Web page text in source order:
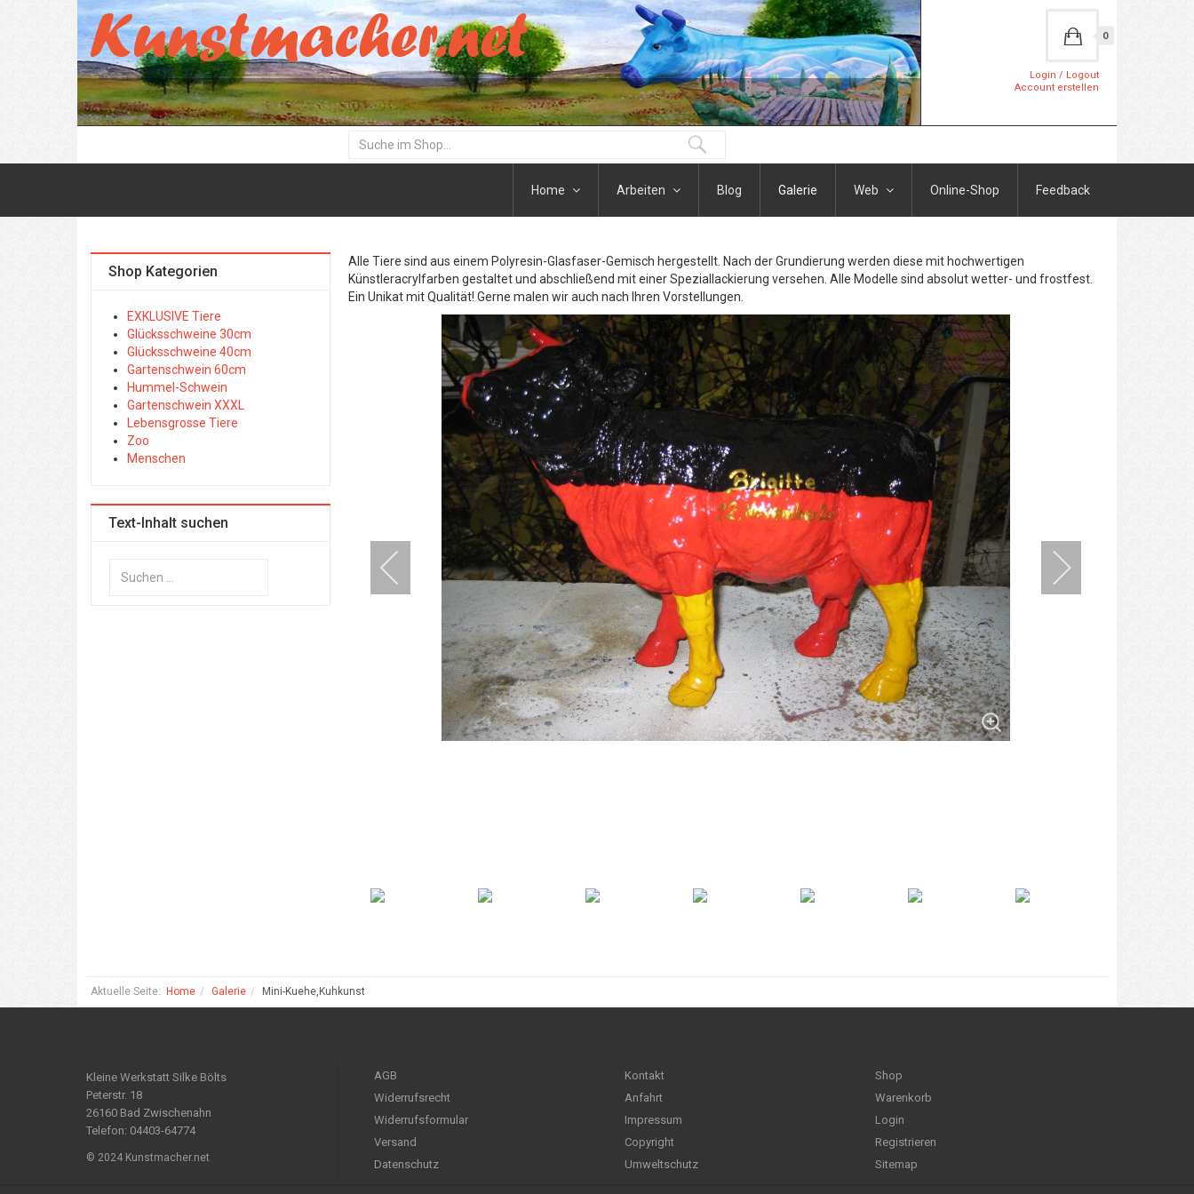
0
Login / Logout
Account erstellen
Home Arbeiten Blog Galerie Web Online-Shop Feedback
Alle Tiere sind aus einem Polyresin-Glasfaser-Gemisch hergestellt. Nach der Grundierung werden diese mit hochwertigen
Künstleracrylfarben gestaltet und abschließend mit einer Speziallackierung versehen. Alle Modelle sind absolut wetter- und frostfest.
Ein Unikat mit Qualität! Gerne malen wir auch nach Ihren Vorstellungen.
Shop Kategorien
EXKLUSIVE Tiere
Glücksschweine 30cm
Glücksschweine 40cm
Gartenschwein 60cm
Hummel-Schwein
Gartenschwein XXXL
Lebensgrosse Tiere
Zoo
Menschen
Text-Inhalt suchen
Aktuelle Seite: Home Galerie Mini-Kuehe,Kuhkunst
Kleine Werkstatt Silke Bölts
Peterstr. 18
26160 Bad Zwischenahn
Telefon: 04403-64774
© 2024 Kunstmacher.net
AGB
Widerrufsrecht
Widerrufsformular
Versand
Datenschutz
Kontakt
Anfahrt
Impressum
Copyright
Umweltschutz
Shop
Warenkorb
Login
Registrieren
Sitemap